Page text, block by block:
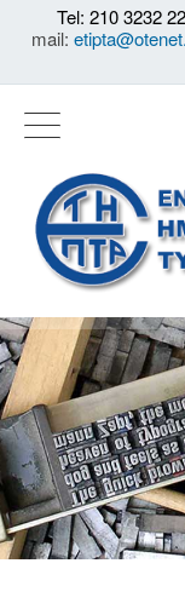
Tel: 210 3232
mail: